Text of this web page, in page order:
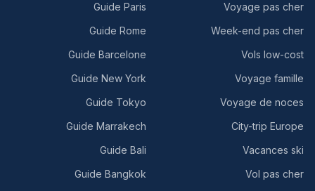
Voyage pas cher
Week-end pas cher
Vols low-cost
Voyage famille
Voyage de noces
City-trip Europe
Vacances ski
Vol pas cher
Guide Paris
Guide Rome
Guide Barcelone
Guide New York
Guide Tokyo
Guide Marrakech
Guide Bali
Guide Bangkok